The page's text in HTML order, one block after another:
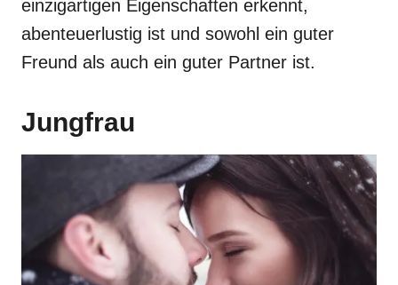
einzigartigen Eigenschaften erkennt,
abenteuerlustig ist und sowohl ein guter
Freund als auch ein guter Partner ist.
Jungfrau